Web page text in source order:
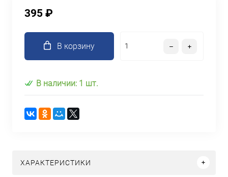
395 ₽
В корзину
В наличии: 1 шт.
ХАРАКТЕРИСТИКИ